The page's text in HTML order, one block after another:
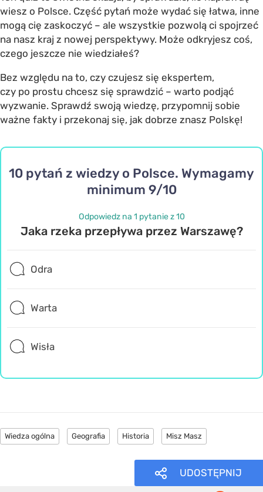
wiesz o Polsce. Część pytań może wydać się łatwa, inne
mogą cię zaskoczyć – ale wszystkie pozwolą ci spojrzeć
na nasz kraj z nowej perspektywy. Może odkryjesz coś,
czego jeszcze nie wiedziałeś?
Bez względu na to, czy czujesz się ekspertem,
czy po prostu chcesz się sprawdzić – warto podjąć
wyzwanie. Sprawdź swoją wiedzę, przypomnij sobie
ważne fakty i przekonaj się, jak dobrze znasz Polskę!
10 pytań z wiedzy o Polsce. Wymagamy
minimum 9/10
Odpowiedz na 1 pytanie z 10
Jaka rzeka przepływa przez Warszawę?
Odra
Warta
Wisła
Wiedza ogólna Geografia Historia Misz Masz
UDOSTĘPNIJ